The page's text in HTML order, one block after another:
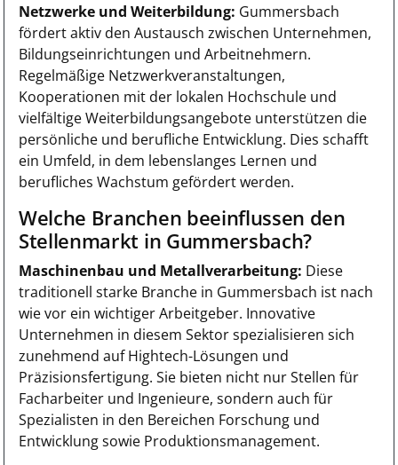
Netzwerke und Weiterbildung: Gummersbach
fördert aktiv den Austausch zwischen Unternehmen,
Bildungseinrichtungen und Arbeitnehmern.
Regelmäßige Netzwerkveranstaltungen,
Kooperationen mit der lokalen Hochschule und
vielfältige Weiterbildungsangebote unterstützen die
persönliche und berufliche Entwicklung. Dies schafft
ein Umfeld, in dem lebenslanges Lernen und
berufliches Wachstum gefördert werden.
Welche Branchen beeinflussen den
Stellenmarkt in Gummersbach?
Maschinenbau und Metallverarbeitung: Diese
traditionell starke Branche in Gummersbach ist nach
wie vor ein wichtiger Arbeitgeber. Innovative
Unternehmen in diesem Sektor spezialisieren sich
zunehmend auf Hightech-Lösungen und
Präzisionsfertigung. Sie bieten nicht nur Stellen für
Facharbeiter und Ingenieure, sondern auch für
Spezialisten in den Bereichen Forschung und
Entwicklung sowie Produktionsmanagement.